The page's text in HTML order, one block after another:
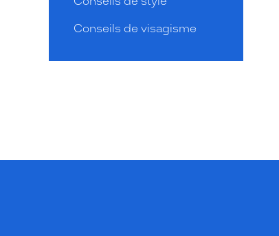
Conseils de visagisme